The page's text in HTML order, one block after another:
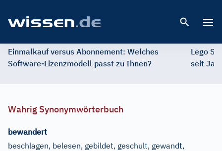
Einmalkauf versus Abonnement: Welches
Software-Lizenzmodell passt zu Ihnen?
Lego
seit
Wahrig Synonymwörterbuch
bewandert
beschlagen, belesen, gebildet, geschult, gewandt,